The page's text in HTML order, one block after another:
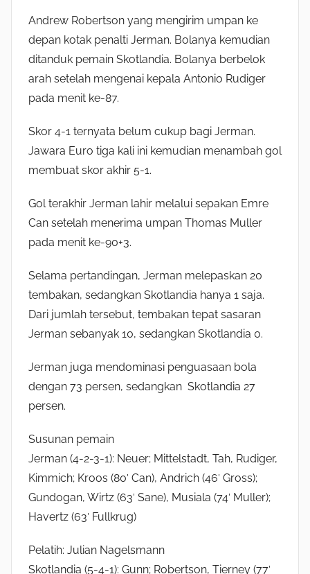
Andrew Robertson yang mengirim umpan ke
depan kotak penalti Jerman. Bolanya kemudian
ditanduk pemain Skotlandia. Bolanya berbelok
arah setelah mengenai kepala Antonio Rudiger
pada menit ke-87.
Skor 4-1 ternyata belum cukup bagi Jerman.
Jawara Euro tiga kali ini kemudian menambah gol
membuat skor akhir 5-1.
Gol terakhir Jerman lahir melalui sepakan Emre
Can setelah menerima umpan Thomas Muller
pada menit ke-90+3.
Selama pertandingan, Jerman melepaskan 20
tembakan, sedangkan Skotlandia hanya 1 saja.
Dari jumlah tersebut, tembakan tepat sasaran
Jerman sebanyak 10, sedangkan Skotlandia 0.
Jerman juga mendominasi penguasaan bola
dengan 73 persen, sedangkan Skotlandia 27
persen.
Susunan pemain
Jerman (4-2-3-1): Neuer; Mittelstadt, Tah, Rudiger,
Kimmich; Kroos (80′ Can), Andrich (46′ Gross);
Gundogan, Wirtz (63′ Sane), Musiala (74′ Muller);
Havertz (63′ Fullkrug)
Pelatih: Julian Nagelsmann
Skotlandia (5-4-1): Gunn; Robertson, Tierney (77′